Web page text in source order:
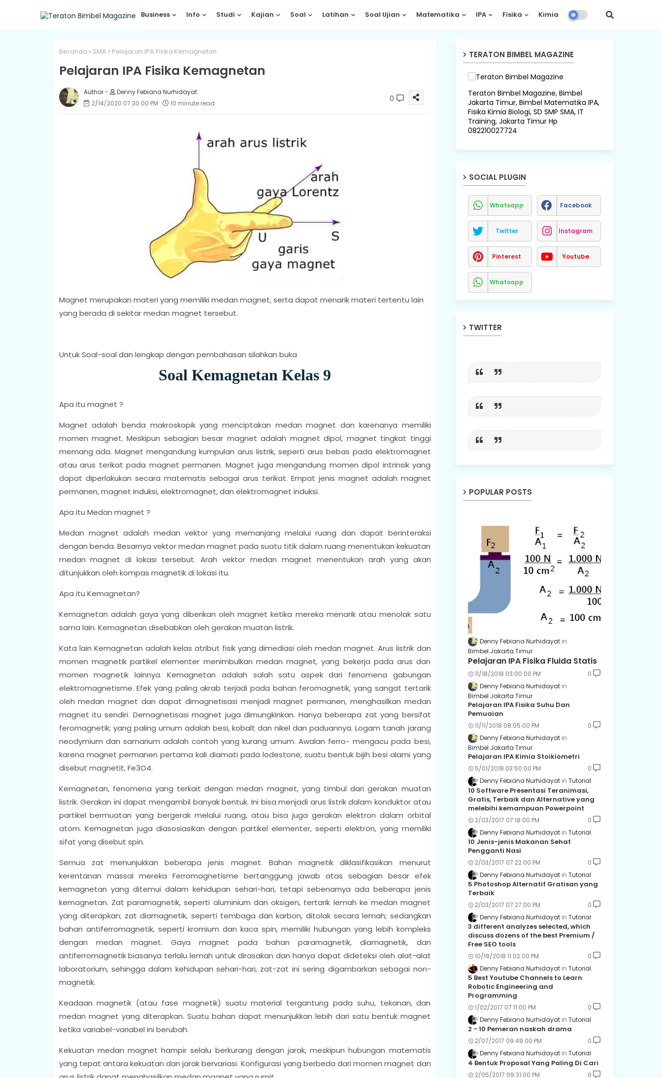
Business Info Studi Kajian Soal Latihan Soal Ujian Matematika IPA Fisika Kimia Biologi
Beranda SMA Pelajaran IPA Fisika Kemagnetan
Pelajaran IPA Fisika Kemagnetan
Denny Febiana Nurhidayat
2/14/2020 07:30:00 PM
10 minute read 0
Magnet merupakan materi yang memiliki medan magnet, serta dapat menarik materi tertentu lain
yang berada di sekitar medan magnet tersebut.
Untuk Soal-soal dan lengkap dengan pembahasan silahkan buka
Soal Kemagnetan Kelas 9
Apa itu magnet ?
Magnet adalah benda makroskopik yang menciptakan medan magnet dan karenanya memiliki
momen magnet. Meskipun sebagian besar magnet adalah magnet dipol, magnet tingkat tinggi
memang ada. Magnet mengandung kumpulan arus listrik, seperti arus bebas pada elektromagnet
atau arus terikat pada magnet permanen. Magnet juga mengandung momen dipol intrinsik yang
dapat diperlakukan secara matematis sebagai arus terikat. Empat jenis magnet adalah magnet
permanen, magnet induksi, elektromagnet, dan elektromagnet induksi.
Apa itu Medan magnet ?
Medan magnet adalah medan vektor yang memanjang melalui ruang dan dapat berinteraksi
dengan benda. Besarnya vektor medan magnet pada suatu titik dalam ruang menentukan kekuatan
medan magnet di lokasi tersebut. Arah vektor medan magnet menentukan arah yang akan
ditunjukkan oleh kompas magnetik di lokasi itu.
Apa itu Kemagnetan?
Kemagnetan adalah gaya yang diberikan oleh magnet ketika mereka menarik atau menolak satu
sama lain. Kemagnetan disebabkan oleh gerakan muatan listrik.
Kata lain Kemagnetan adalah kelas atribut fisik yang dimediasi oleh medan magnet. Arus listrik dan
momen magnetik partikel elementer menimbulkan medan magnet, yang bekerja pada arus dan
momen magnetik lainnya. Kemagnetan adalah salah satu aspek dari fenomena gabungan
elektromagnetisme. Efek yang paling akrab terjadi pada bahan feromagnetik, yang sangat tertarik
oleh medan magnet dan dapat dimagnetisasi menjadi magnet permanen, menghasilkan medan
magnet itu sendiri. Demagnetisasi magnet juga dimungkinkan. Hanya beberapa zat yang bersifat
feromagnetik; yang paling umum adalah besi, kobalt dan nikel dan paduannya. Logam tanah jarang
neodymium dan samarium adalah contoh yang kurang umum. Awalan ferro- mengacu pada besi,
karena magnet permanen pertama kali diamati pada lodestone, suatu bentuk bijih besi alami yang
disebut magnetit, Fe3O4.
Kemagnetan, fenomena yang terkait dengan medan magnet, yang timbul dari gerakan muatan
listrik. Gerakan ini dapat mengambil banyak bentuk. Ini bisa menjadi arus listrik dalam konduktor atau
partikel bermuatan yang bergerak melalui ruang, atau bisa juga gerakan elektron dalam orbital
atom. Kemagnetan juga diasosiasikan dengan partikel elementer, seperti elektron, yang memiliki
sifat yang disebut spin.
Semua zat menunjukkan beberapa jenis magnet. Bahan magnetik diklasifikasikan menurut
kerentanan massal mereka Ferromagnetisme bertanggung jawab atas sebagian besar efek
kemagnetan yang ditemui dalam kehidupan sehari-hari, tetapi sebenarnya ada beberapa jenis
kemagnetan. Zat paramagnetik, seperti aluminium dan oksigen, tertarik lemah ke medan magnet
yang diterapkan; zat diamagnetik, seperti tembaga dan karbon, ditolak secara lemah; sedangkan
bahan antiferromagnetik, seperti kromium dan kaca spin, memiliki hubungan yang lebih kompleks
dengan medan magnet. Gaya magnet pada bahan paramagnetik, diamagnetik, dan
antiferromagnetik biasanya terlalu lemah untuk dirasakan dan hanya dapat dideteksi oleh alat-alat
laboratorium, sehingga dalam kehidupan sehari-hari, zat-zat ini sering digambarkan sebagai non-
magnetik.
Keadaan magnetik (atau fase magnetik) suatu material tergantung pada suhu, tekanan, dan
medan magnet yang diterapkan. Suatu bahan dapat menunjukkan lebih dari satu bentuk magnet
ketika variabel-variabel ini berubah.
Kekuatan medan magnet hampir selalu berkurang dengan jarak, meskipun hubungan matematis
yang tepat antara kekuatan dan jarak bervariasi. Konfigurasi yang berbeda dari momen magnet dan
TERATON BIMBEL MAGAZINE
Teraton Bimbel Magazine, Bimbel
Jakarta Timur, Bimbel Matematika IPA,
Fisika Kimia Biologi, SD SMP SMA, IT
Training, Jakarta Timur Hp
082210027724
SOCIAL PLUGIN
Whatsapp Facebook
Twitter Instagram
Pinterest Youtube
Whatsapp
TWITTER
POPULAR POSTS
Denny Febiana Nurhidayat
Bimbel Jakarta Timur
Pelajaran IPA Fisika Fluida Statis
11/18/2018 03:00:00 PM
0
Denny Febiana Nurhidayat
Bimbel Jakarta Timur
Pelajaran IPA Fisika Suhu Dan
Pemuaian
11/11/2018 08:05:00 PM
0
Denny Febiana Nurhidayat
Bimbel Jakarta Timur
Pelajaran IPA Kimia Stoikiometri
5/01/2018 03:50:00 PM
0
Denny Febiana Nurhidayat
Tutorial
10 Software Presentasi Teranimasi,
Gratis, Terbaik dan Alternative yang
melebihi kemampuan Powerpoint
2/03/2017 07:18:00 PM
0
Denny Febiana Nurhidayat
Tutorial
10 Jenis-jenis Makanan Sehat
Pengganti Nasi
2/03/2017 07:22:00 PM
0
Denny Febiana Nurhidayat
Tutorial
5 Photoshop Alternatif Gratisan yang
Terbaik
2/03/2017 07:27:00 PM
0
Denny Febiana Nurhidayat
Tutorial
3 different analyzes selected, which
discuss dozens of the best Premium /
Free SEO tools
10/19/2018 11:02:00 PM
0
Denny Febiana Nurhidayat
Tutorial
5 Best Youtube Channels to Learn
Robotic Engineering and
Programming
1/02/2017 07:11:00 PM
0
Denny Febiana Nurhidayat
Tutorial
2 - 10 Pemeran naskah drama
2/07/2017 09:49:00 PM
0
Denny Febiana Nurhidayat
Tutorial
4 Bentuk Proposal Yang Paling Di Cari
2/05/2017 09:31:00 PM 0